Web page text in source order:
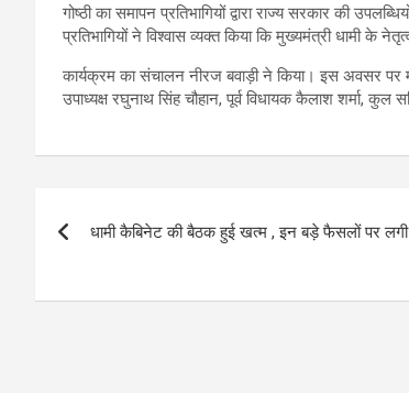
गोष्ठी का समापन प्रतिभागियों द्वारा राज्य सरकार की
प्रतिभागियों ने विश्वास व्यक्त किया कि मुख्यमंत्री धामी के
कार्यक्रम का संचालन नीरज बवाड़ी ने किया। इस अवसर पर
उपाध्यक्ष रघुनाथ सिंह चौहान, पूर्व विधायक कैलाश शर्मा,
navigation
धामी कैबिनेट की बैठक हुई खत्म , इन बड़े फैसलों पर